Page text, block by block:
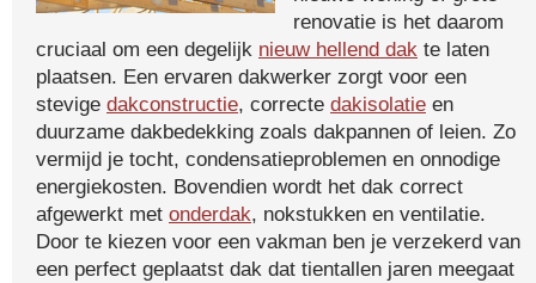
renovatie is het daarom
cruciaal om een degelijk nieuw hellend dak te laten
plaatsen. Een ervaren dakwerker zorgt voor een
stevige dakconstructie, correcte dakisolatie en
duurzame dakbedekking zoals dakpannen of leien. Zo
vermijd je tocht, condensatieproblemen en onnodige
energiekosten. Bovendien wordt het dak correct
afgewerkt met onderdak, nokstukken en ventilatie.
Door te kiezen voor een vakman ben je verzekerd van
een perfect geplaatst dak dat tientallen jaren meegaat